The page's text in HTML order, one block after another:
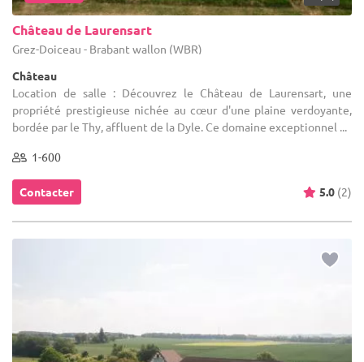
Château de Laurensart
Grez-Doiceau - Brabant wallon (WBR)
Château
Location de salle : Découvrez le Château de Laurensart, une
propriété prestigieuse nichée au cœur d'une plaine verdoyante,
bordée par le Thy, affluent de la Dyle. Ce domaine exceptionnel ...
1-600
Contacter 5.0 (2)